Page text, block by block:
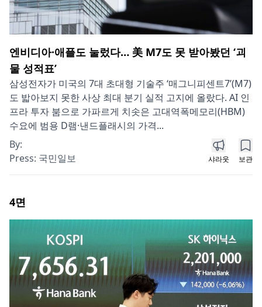
엔비디아·애플도 눌렀다… 美 M7도 못 받아봤던 ‘괴
물 성적표’
삼성전자가 미국의 7대 초대형 기술주 ‘매그니피센트7’(M7)
도 밟아보지 못한 사상 최대 분기 실적 고지에 올랐다. AI 인
프라 투자 붐으로 가파르게 치솟은 고대역폭메모리(HBM)
수요에 범용 D램·낸드플래시의 가격...
By:
Press: 국민일보 샤라웃 보관
4면